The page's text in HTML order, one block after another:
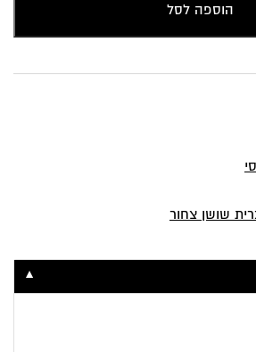
נוי
שושן
הוספה לסל
שושן צחור
▼